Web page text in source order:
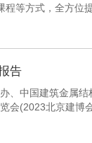
等方式，全方位
提升核心竞...
告
、中国建筑金属结
会(2023北京建博